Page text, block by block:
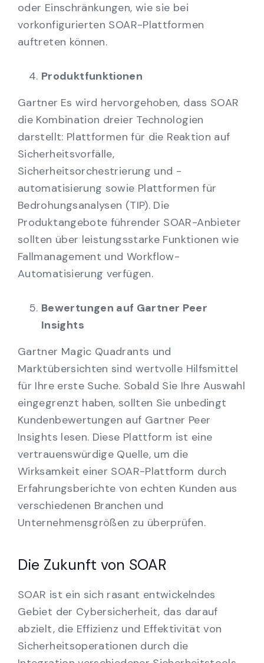
oder Einschränkungen, wie sie bei
vorkonfigurierten SOAR-Plattformen
auftreten können.
Produktfunktionen
Gartner Es wird hervorgehoben, dass SOAR
die Kombination dreier Technologien
darstellt: Plattformen für die Reaktion auf
Sicherheitsvorfälle,
Sicherheitsorchestrierung und -
automatisierung sowie Plattformen für
Bedrohungsanalysen (TIP). Die
Produktangebote führender SOAR-Anbieter
sollten über leistungsstarke Funktionen wie
Fallmanagement und Workflow-
Automatisierung verfügen.
Bewertungen auf Gartner Peer
Insights
Gartner Magic Quadrants und
Marktübersichten sind wertvolle Hilfsmittel
für Ihre erste Suche. Sobald Sie Ihre Auswahl
eingegrenzt haben, sollten Sie unbedingt
Kundenbewertungen auf Gartner Peer
Insights lesen. Diese Plattform ist eine
vertrauenswürdige Quelle, um die
Wirksamkeit einer SOAR-Plattform durch
Erfahrungsberichte von echten Kunden aus
verschiedenen Branchen und
Unternehmensgrößen zu überprüfen.
Die Zukunft von SOAR
SOAR ist ein sich rasant entwickelndes
Gebiet der Cybersicherheit, das darauf
abzielt, die Effizienz und Effektivität von
Sicherheitsoperationen durch die